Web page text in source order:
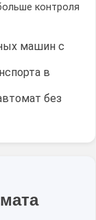
контроля
машин с
в
без